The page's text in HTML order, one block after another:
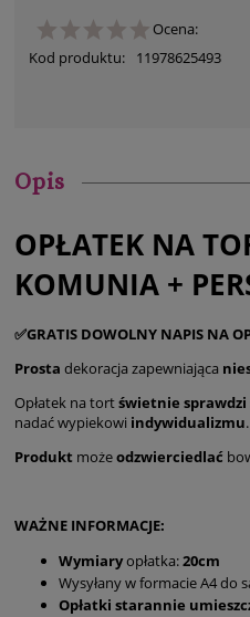
Ocena:
Kod produktu:
11978625493
Opis
OPŁATEK NA
KOMUNIA +
✅GRATIS DOWOLNY NAPIS NA
Prosta dekoracja zapewniająca
Opłatek na tortświetnie sprawdzi
nadać wypiekowi indywidualizmu.
Produkt możeodzwierciedlać
WAŻNE INFORMACJE:
Wymiaryopłatka:20cm
Wysyłany w formacie A4 do
Opłatki starannie